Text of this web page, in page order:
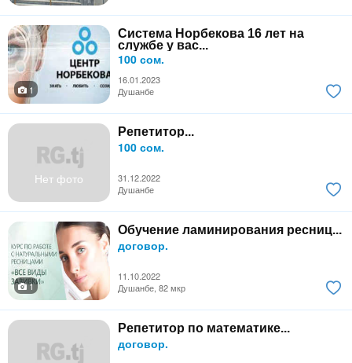
Система Норбекова 16 лет на
службе у вас...
100 сом.
16.01.2023
1
Душанбе
Нет фото
Репетитор...
100 сом.
31.12.2022
Душанбе
Обучение ламинирования ресниц...
договор.
11.10.2022
1
Душанбе, 82 мкр
Репетитор по математике...
договор.